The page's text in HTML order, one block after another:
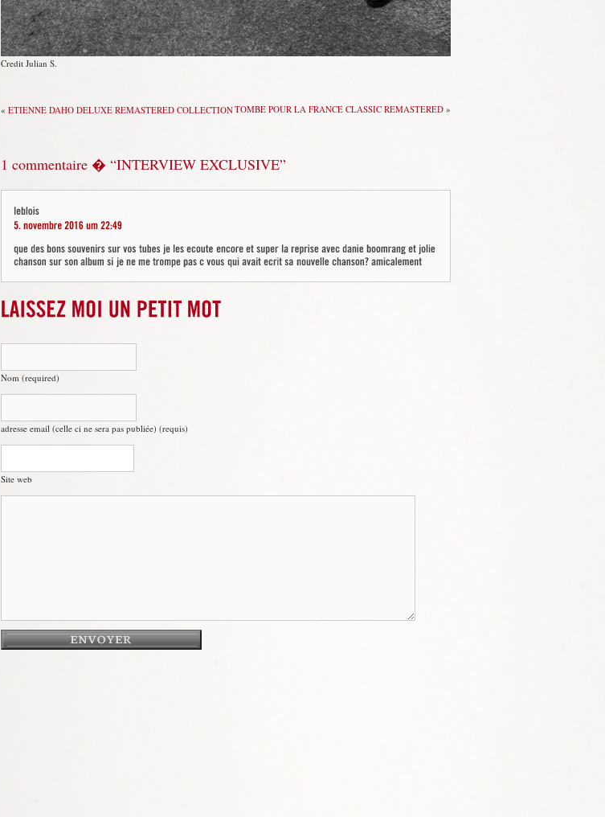
Credit Julian S.
« ETIENNE DAHO DELUXE REMASTERED COLLECTIONTOMBE POUR LA FRANCE CLASSIC REMASTERED »
1 commentaire � “INTERVIEW EXCLUSIVE”
Nom (required)
adresse email (celle ci ne sera pas publiée) (requis)
Site web